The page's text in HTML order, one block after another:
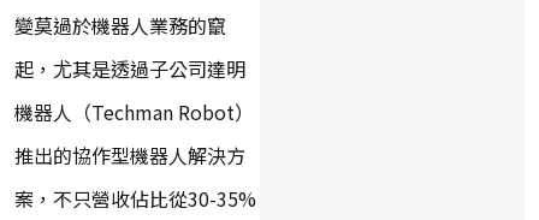
變莫過於機器人業務的竄
起，尤其是透過子公司達明
機器人（Techman Robot）
推出的協作型機器人解決方
案，不只營收佔比從30-35%